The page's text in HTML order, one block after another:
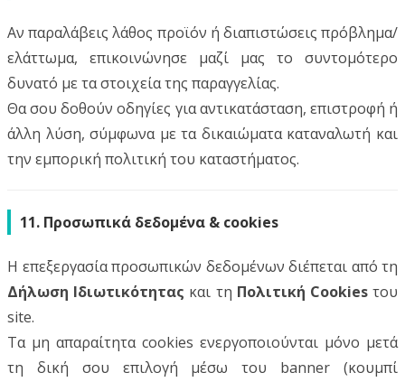
Αν παραλάβεις λάθος προϊόν ή διαπιστώσεις πρόβλημα/
ελάττωμα, επικοινώνησε μαζί μας το συντομότερο
δυνατό με τα στοιχεία της παραγγελίας.
Θα σου δοθούν οδηγίες για αντικατάσταση, επιστροφή ή
άλλη λύση, σύμφωνα με τα δικαιώματα καταναλωτή και
την εμπορική πολιτική του καταστήματος.
11. Προσωπικά δεδομένα & cookies
Η επεξεργασία προσωπικών δεδομένων διέπεται από τη
Δήλωση Ιδιωτικότητας και τη Πολιτική Cookiesτου
site.
Τα μη απαραίτητα cookies ενεργοποιούνται μόνο μετά
τη δική σου επιλογή μέσω του banner (κουμπί